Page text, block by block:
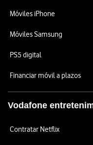
Móviles iPhone
Móviles Samsung
PS5 digital
Financiar móvil a plazos
Vodafone
Contratar Netflix